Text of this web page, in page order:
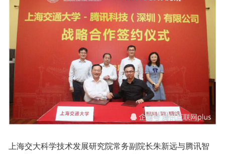
上海交大科学技术发展研究院常务副院长朱新远与腾讯智